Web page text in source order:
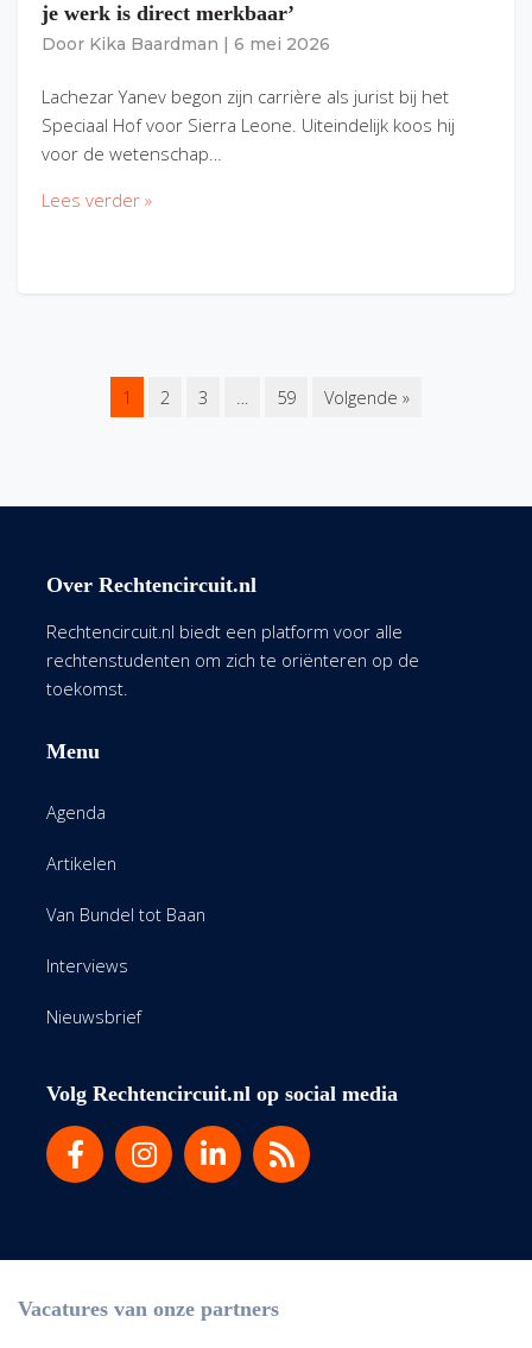
je werk is direct merkbaar’
Door Kika Baardman 6 mei 2026
Lachezar Yanev begon zijn carrière als jurist bij het
Speciaal Hof voor Sierra Leone. Uiteindelijk koos hij
voor de wetenschap…
Lees verder »
1 2 3 … 59 Volgende »
Over Rechtencircuit.nl
Rechtencircuit.nl biedt een platform voor alle
rechtenstudenten om zich te oriënteren op de
toekomst.
Menu
Agenda
Artikelen
Van Bundel tot Baan
Interviews
Nieuwsbrief
Volg Rechtencircuit.nl op social media
Vacatures van onze partners